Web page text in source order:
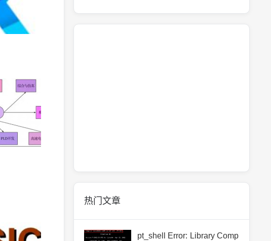
热门文章
pt_shell Error: Library Comp